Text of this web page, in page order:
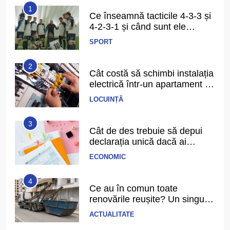
1
Ce înseamnă tacticile 4-3-3 și
4-2-3-1 și când sunt ele
folosite în fotbal?
SPORT
2
Cât costă să schimbi instalația
electrică într-un apartament de
3 camere
LOCUINȚĂ
3
Cât de des trebuie să depui
declarația unică dacă ai
venituri independente
ECONOMIC
4
Ce au în comun toate
renovările reușite? Un singur
detaliu pe care puțini îl
ACTUALITATE